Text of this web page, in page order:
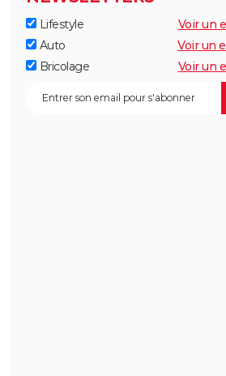
Lifestyle
Voir un
Auto
Voir un
Bricolage
Voir un